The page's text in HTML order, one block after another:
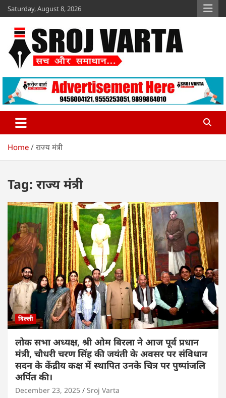
Skip
to
content
Saturday, August 8, 2026
Sroj Varta
www.srojvarta.in
Home राज्य मंत्री
Tag: राज्य मंत्री
दिल्ली
लोक सभा अध्यक्ष, श्री ओम बिरला ने आज पूर्व प्रधान
मंत्री, चौधरी चरण सिंह की जयंती के अवसर पर संविधान
सदन के केंद्रीय कक्ष में स्थापित उनके चित्र पर पुष्पांजलि
अर्पित की।
December 23, 2025 Sroj Varta